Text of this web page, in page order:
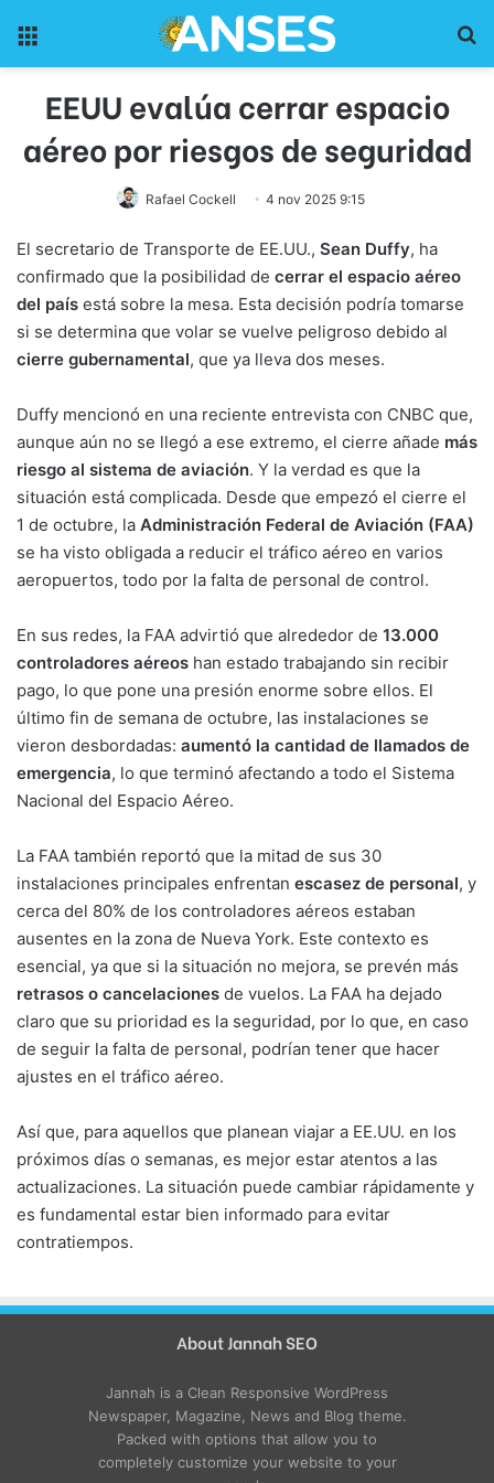
EEUU evalúa cerrar espacio
aéreo por riesgos de seguridad
Rafael Cockell 4 nov 2025 9:15
El secretario de Transporte de EE.UU., Sean Duffy, ha
confirmado que la posibilidad de cerrar el espacio aéreo
del país está sobre la mesa. Esta decisión podría tomarse
si se determina que volar se vuelve peligroso debido al
cierre gubernamental, que ya lleva dos meses.
Duffy mencionó en una reciente entrevista con CNBC que,
aunque aún no se llegó a ese extremo, el cierre añade más
riesgo al sistema de aviación. Y la verdad es que la
situación está complicada. Desde que empezó el cierre el
1 de octubre, la Administración Federal de Aviación (FAA)
se ha visto obligada a reducir el tráfico aéreo en varios
aeropuertos, todo por la falta de personal de control.
En sus redes, la FAA advirtió que alrededor de 13.000
controladores aéreos han estado trabajando sin recibir
pago, lo que pone una presión enorme sobre ellos. El
último fin de semana de octubre, las instalaciones se
vieron desbordadas: aumentó la cantidad de llamados de
emergencia, lo que terminó afectando a todo el Sistema
Nacional del Espacio Aéreo.
La FAA también reportó que la mitad de sus 30
instalaciones principales enfrentan escasez de personal, y
cerca del 80% de los controladores aéreos estaban
ausentes en la zona de Nueva York. Este contexto es
esencial, ya que si la situación no mejora, se prevén más
retrasos o cancelaciones de vuelos. La FAA ha dejado
claro que su prioridad es la seguridad, por lo que, en caso
de seguir la falta de personal, podrían tener que hacer
ajustes en el tráfico aéreo.
Así que, para aquellos que planean viajar a EE.UU. en los
próximos días o semanas, es mejor estar atentos a las
actualizaciones. La situación puede cambiar rápidamente y
es fundamental estar bien informado para evitar
contratiempos.
About Jannah SEO
Jannah is a Clean Responsive WordPress
Newspaper, Magazine, News and Blog theme.
Packed with options that allow you to
completely customize your website to your